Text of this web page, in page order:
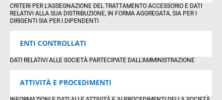
CRITERI PER L’ASSEGNAZIONE DEL TRATTAMENTO ACCESSORIO E DATI
RELATIVI ALLA SUA DISTRIBUZIONE, IN FORMA AGGREGATA, SIA PER I
DIRIGENTI SIA PER I DIPENDENTI
ENTI CONTROLLATI
DATI RELATIVI ALLE SOCIETÀ PARTECIPATE DALL’AMMINISTRAZIONE
ATTIVITÀ E PROCEDIMENTI